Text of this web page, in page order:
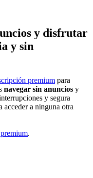
y disfrutar
y sin
premium para
navegar sin anuncios y
y segura
acceder a ninguna otra
.